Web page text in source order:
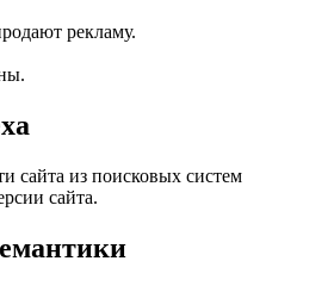
рекламу.
сайта из поисковых систем
сайта.